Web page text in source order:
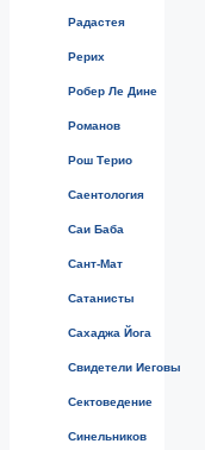
Радастея
Рерих
Робер Ле Дине
Романов
Рош Терио
Саентология
Саи Баба
Сант-Мат
Сатанисты
Сахаджа Йога
Свидетели Иеговы
Сектоведение
Синельников